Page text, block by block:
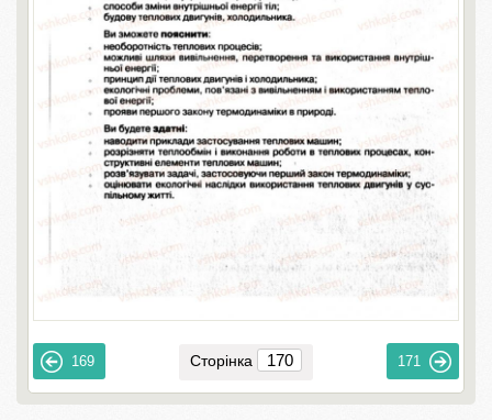
169 Сторінка 171